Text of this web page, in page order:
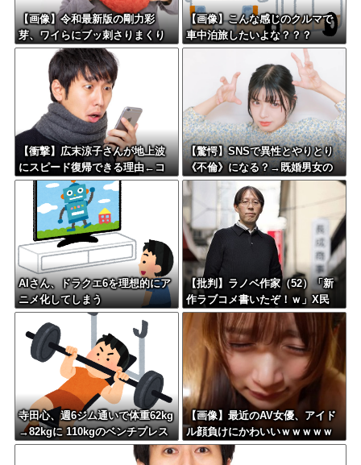
【画像】令和最新版の剛力彩
芽、ワイらにブッ刺さりまくり
と話題にw w w w w w w w w w
w w w
【画像】こんな感じのクルマで
車中泊旅したいよな？？？
【衝撃】広末涼子さんが地上波
にスピード復帰できる理由←コ
レ、誰にも分からない模様w w w
w w w w w
【驚愕】SNSで異性とやりとり
《不倫》になる？→既婚男女の
約7割がまさかの『こう』回答し
てしまうw w w w w w w w
AIさん、ドラクエ6を理想的にア
ニメ化してしまう
【批判】ラノベ作家（52）「新
作ラブコメ書いたぞ！ｗ」X民
「いい歳こいてラブコメ（笑）
恥ずかしくないの？」←やめた
れｗと話題に
寺田心、週6ジム通いで体重62kg
→82kgに 110kgのベンチプレス
持ち上げる姿披露
【画像】最近のAV女優、アイド
ル顔負けにかわいいｗｗｗｗｗ